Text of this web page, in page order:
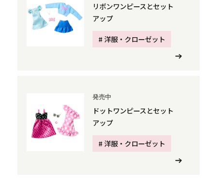
リボンワンピースとセット
アップ
# 洋服・クローゼット
発売中
ドットワンピースとセット
アップ
# 洋服・クローゼット